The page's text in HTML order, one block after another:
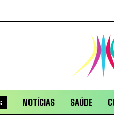
NOTÍCIAS SAÚDE